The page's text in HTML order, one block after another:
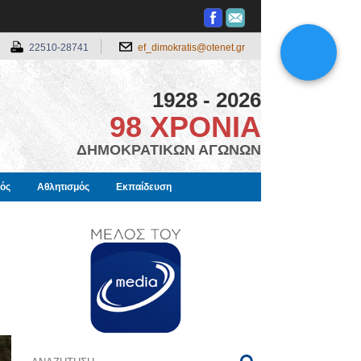
22510-28741 ef_dimokratis@otenet.gr
1928 - 2026
98 ΧΡΟΝΙΑ
ΔΗΜΟΚΡΑΤΙΚΩΝ ΑΓΩΝΩΝ
Αθλητισμός Εκπαίδευση